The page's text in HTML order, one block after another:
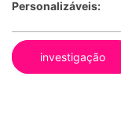
Personalizáveis:
investigação